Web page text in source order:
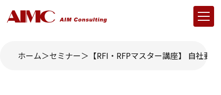
ホーム セミナー 【RFI・RFPマスター講座】 自社